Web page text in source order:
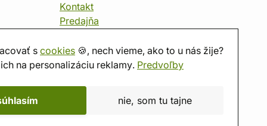
scookies 🍪, nech vieme, ako to u nás žije?
na personalizáciu reklamy. Predvoľby
nie, som tu tajne
Kontakt
Predajňa
O nás
Hodnotenie obchodu